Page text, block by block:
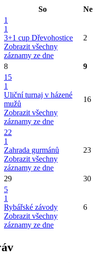
So Ne
1
1
3+1 cup Dřevohostice
Zobrazit všechny
záznamy ze dne
2
8 9
15
1
Uliční turnaj v házené
mužů
Zobrazit všechny
záznamy ze dne
16
22
1
Zahrada gurmánů
Zobrazit všechny
záznamy ze dne
23
29 30
5
1
Rybářské závody
Zobrazit všechny
záznamy ze dne
6